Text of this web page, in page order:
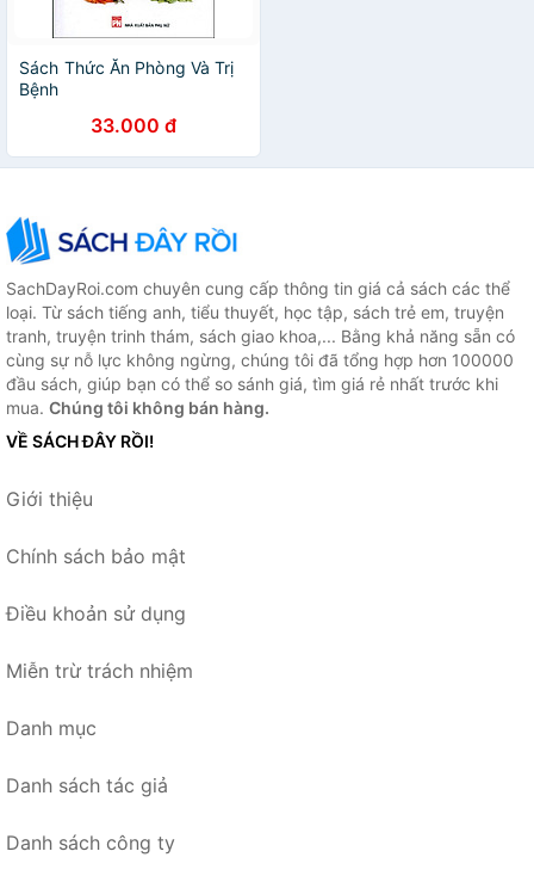
Sách Thức Ăn Phòng Và Trị
Bệnh
33.000 đ
SachDayRoi.com chuyên cung cấp thông tin giá cả sách các thể
loại. Từ sách tiếng anh, tiểu thuyết, học tập, sách trẻ em, truyện
tranh, truyện trinh thám, sách giao khoa,... Bằng khả năng sẵn có
cùng sự nỗ lực không ngừng, chúng tôi đã tổng hợp hơn 100000
đầu sách, giúp bạn có thể so sánh giá, tìm giá rẻ nhất trước khi
mua. Chúng tôi không bán hàng.
VỀ SÁCH ĐÂY RỒI!
Giới thiệu
Chính sách bảo mật
Điều khoản sử dụng
Miễn trừ trách nhiệm
Danh mục
Danh sách tác giả
Danh sách công ty